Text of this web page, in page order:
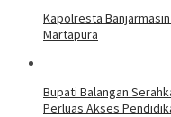
Kapolresta
Martapura
Bupati Balangan
Perluas Akses